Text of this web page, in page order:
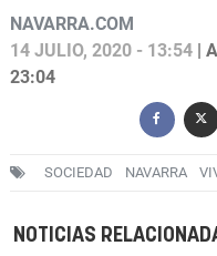
NAVARRA.COM
14 JULIO, 2020 - 13:54 |
23:04
SOCIEDAD NAVARRA
NOTICIAS